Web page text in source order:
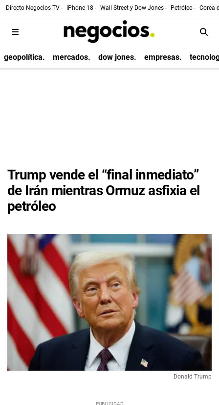
Directo Negocios TV - iPhone 18 - Wall Street y Dow Jones - Petróleo - Corea
geopolítica. mercados. dow jones. empresas.
Trump vende el “final inmediato”
de Irán mientras Ormuz asfixia el
petróleo
Donald Trump